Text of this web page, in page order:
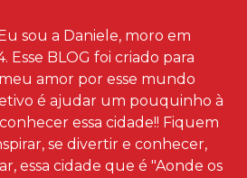
sou a Daniele, moro em
Esse BLOG foi criado para
amor por esse mundo
é ajudar um pouquinho à
essa cidade!! Fiquem
se divertir e conhecer,
essa cidade que é "Aonde os